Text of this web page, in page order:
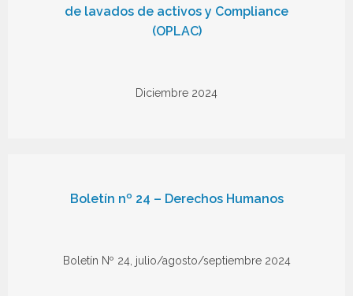
de lavados de activos y Compliance
(OPLAC)
Diciembre 2024
Boletín nº 24 – Derechos Humanos
Boletín Nº 24, julio/agosto/septiembre 2024